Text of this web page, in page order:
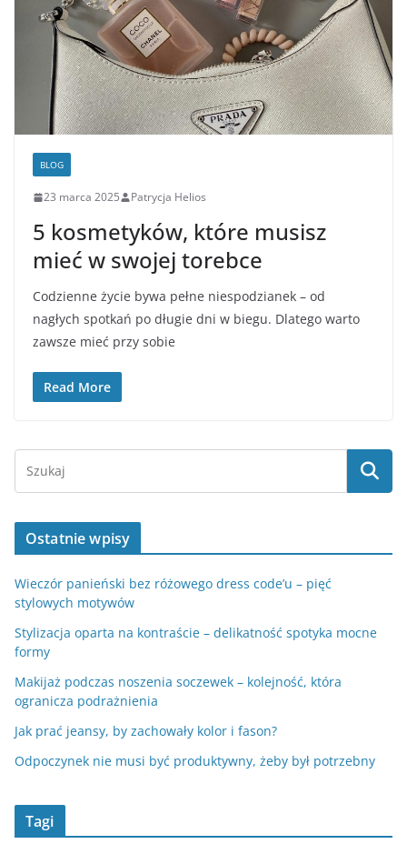
BLOG
23 marca 2025 Patrycja Helios
5 kosmetyków, które musisz
mieć w swojej torebce
Codzienne życie bywa pełne niespodzianek – od
nagłych spotkań po długie dni w biegu. Dlatego warto
zawsze mieć przy sobie
Read More
Ostatnie wpisy
Wieczór panieński bez różowego dress code’u – pięć
stylowych motywów
Stylizacja oparta na kontraście – delikatność spotyka mocne
formy
Makijaż podczas noszenia soczewek – kolejność, która
ogranicza podrażnienia
Jak prać jeansy, by zachowały kolor i fason?
Odpoczynek nie musi być produktywny, żeby był potrzebny
Tagi